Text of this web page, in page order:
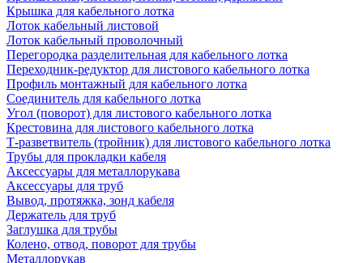
Крышка для кабельного лотка
Лоток кабельный листовой
Лоток кабельный проволочный
Перегородка разделительная для кабельного лотка
Переходник-редуктор для листового кабельного лотка
Профиль монтажный для кабельного лотка
Соединитель для кабельного лотка
Угол (поворот) для листового кабельного лотка
Крестовина для листового кабельного лотка
Т-разветвитель (тройник) для листового кабельного лотка
Трубы для прокладки кабеля
Аксессуары для металлорукава
Аксессуары для труб
Вывод, протяжка, зонд кабеля
Держатель для труб
Заглушка для трубы
Колено, отвод, поворот для трубы
Металлорукав